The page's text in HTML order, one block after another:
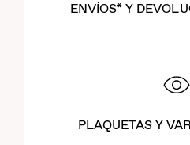
ENVÍOS* Y
PLAQUETAS Y